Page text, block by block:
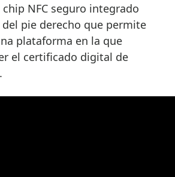
NFC seguro integrado
pie derecho que permite
plataforma en la que
el certificado digital de